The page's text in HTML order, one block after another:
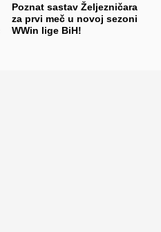
Poznat sastav Željezničara
za prvi meč u novoj sezoni
WWin lige BiH!